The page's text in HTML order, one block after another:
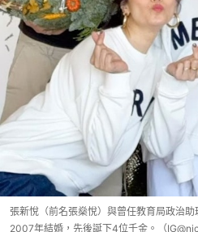
張新悅（前名張燊悅）與曾任教育局政治助
2007年結婚，先後誕下4位千金。（